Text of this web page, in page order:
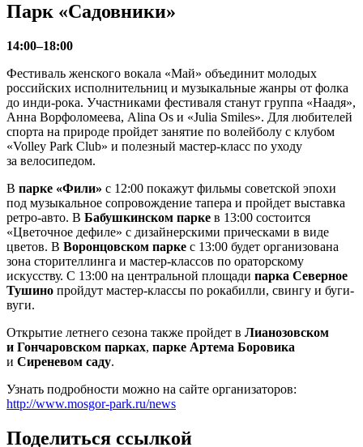
Парк «Садовники»
14:00–18:00
Фестиваль женского вокала «Май» объединит молодых
российских исполнительниц и музыкальные жанры от фолка
до инди-рока. Участниками фестиваля станут группа «Наадя»,
Анна Ворфоломеева, Alina Os и «Julia Smiles». Для любителей
спорта на природе пройдет занятие по волейболу с клубом
«Volley Park Club» и полезный мастер-класс по уходу
за велосипедом.
В парке «Фили» с 12:00 покажут фильмы советской эпохи
под музыкальное сопровождение тапера и пройдет выставка
ретро-авто. В Бабушкинском парке в 13:00 состоится
«Цветочное дефиле» с дизайнерскими прическами в виде
цветов. В Воронцовском парке с 13:00 будет организована
зона сторителлинга и мастер-классов по ораторскому
искусству. С 13:00 на центральной площади парка Северное
Тушино пройдут мастер-классы по рокабилли, свингу и буги-
вуги.
Открытие летнего сезона также пройдет в Лианозовском
и Гончаровском парках, парке Артема Боровика
и Сиреневом саду.
Узнать подробности можно на сайте организаторов:
http://www.mosgor-park.ru/news
Поделиться ссылкой